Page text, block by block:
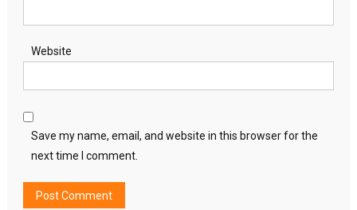
Website
Save my name, email, and website in this browser for the
next time I comment.